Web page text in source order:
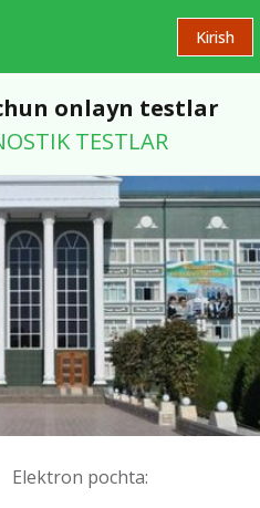
Kirish
onlayn testlar
TESTLAR
Elektron pochta: